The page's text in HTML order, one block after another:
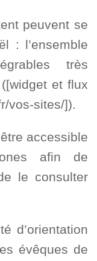
peuvent se
: l’ensemble
très
et flux
vos-sites/]).
accessible
afin de
le consulter
d’orientation
évêques de